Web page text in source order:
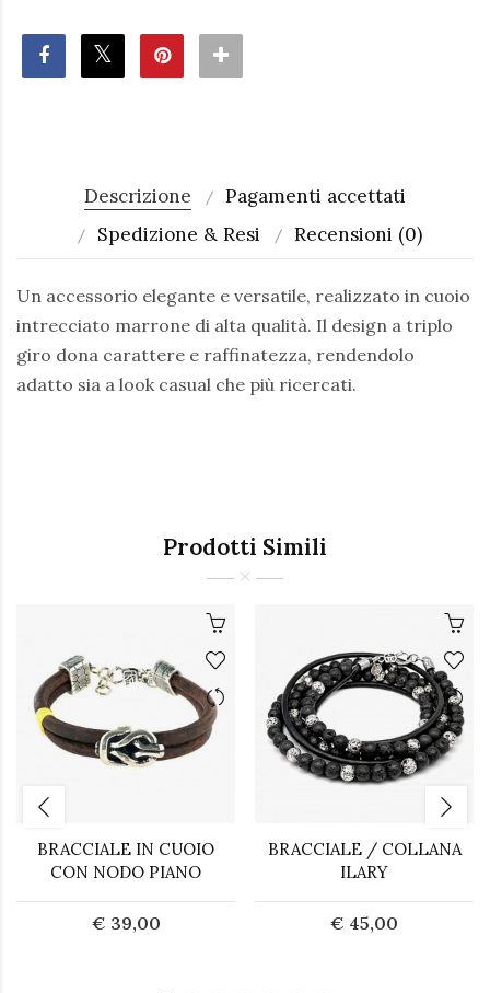
Descrizione
Pagamenti accettati
Spedizione & Resi
Recensioni (0)
Un accessorio elegante e versatile, realizzato in cuoio
intrecciato marrone di alta qualità. Il design a triplo
giro dona carattere e raffinatezza, rendendolo
adatto sia a look casual che più ricercati.
Prodotti Simili
BRACCIALE IN CUOIO
CON NODO PIANO
€ 39,00
BRACCIALE / COLLANA
ILARY
€ 45,00